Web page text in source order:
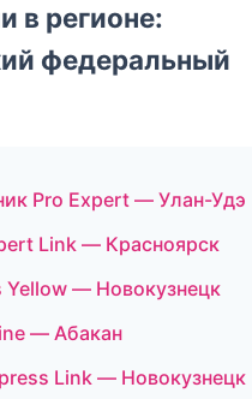
в регионе:
федеральный
Pro Expert — Улан-Удэ
Link — Красноярск
Yellow — Новокузнецк
— Абакан
Link — Новокузнецк